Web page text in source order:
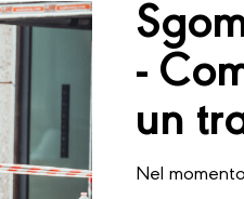
-
un
Nel